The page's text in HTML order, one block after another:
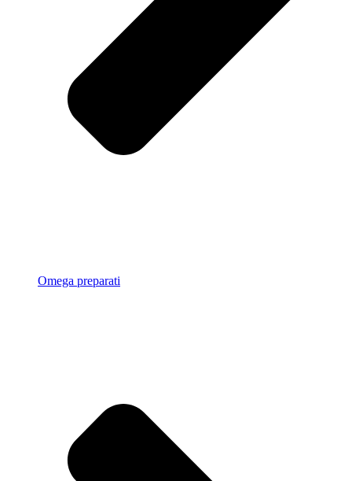
Omega preparati